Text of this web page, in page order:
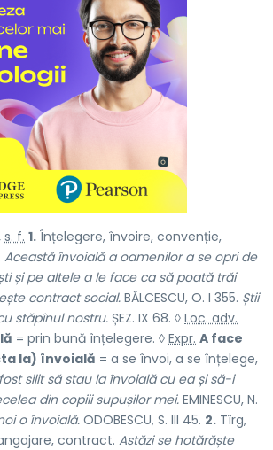
s. f. 1. Înțelegere, învoire, convenție,
Această învoială a oamenilor a se opri de
și pe altele a le face ca să poată trăi
contract social. BĂLCESCU, O. I 355. Știi
stăpînul nostru. ȘEZ. IX 68. ◊ Loc. adv.
= prin bună înțelegere. ◊ Expr. A face
la) învoială = a se învoi, a se înțelege,
silit să stau la învoială cu ea și să-i
din copiii supușilor mei. EMINESCU, N.
o învoială. ODOBESCU, S. III 45. 2. Tîrg,
contract. Astăzi se hotărăște